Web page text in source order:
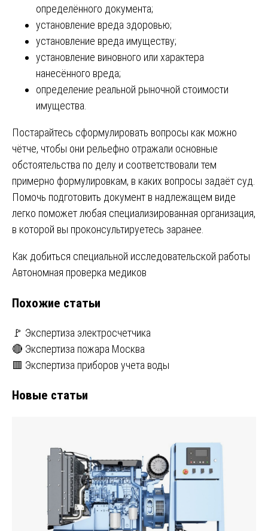
определённого документа;
установление вреда здоровью;
установление вреда имуществу;
установление виновного или характера
нанесённого вреда;
определение реальной рыночной стоимости
имущества.
Постарайтесь сформулировать вопросы как можно
чётче, чтобы они рельефно отражали основные
обстоятельства по делу и соответствовали тем
примерно формулировкам, в каких вопросы задаёт суд.
Помочь подготовить документ в надлежащем виде
легко поможет любая специализированная организация,
в которой вы проконсультируетесь заранее.
Навигация
записям
Как добиться специальной исследовательской работы
Автономная проверка медиков
Похожие статьи
🚩 Экспертиза электросчетчика
🔴 Экспертиза пожара Москва
🟥 Экспертиза приборов учета воды
Новые статьи